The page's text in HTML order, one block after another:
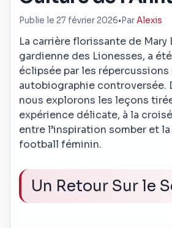
Publie le 27 février 2026• ParAlexis
La carrière florissante de Mary
gardienne des Lionesses, a
éclipsée par les répercussions
autobiographie controversée.
nous explorons les leçons
expérience délicate, à la
entre l’inspiration somber et
football féminin.
Un Retour Sur le